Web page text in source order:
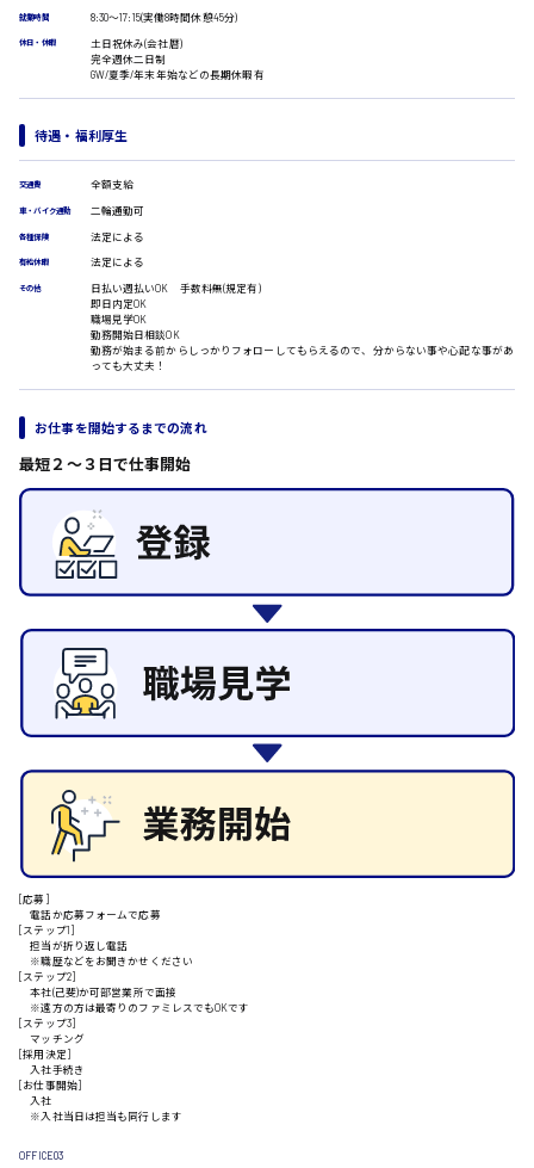
営業事務
受付事務
医療事務
DTPオペレーター
CADオペレーター
プログラマー
カスタマーエンジニア
販売・サービス・フード系
レジ
接客
洗い場
営業
ラウンダー営業
施設管理・整備
清掃
施工管理
自動車整備士
広島市安佐南区
東広島市
安芸高田市
安芸郡
山口県
時給1500円以上
時給制すべて
日給8000円～
日給10000円以上
就業時間 8:30〜17:15(実働8時間休憩45分)
休日・休暇
土日祝休み(会社暦)
完全週休二日制
GW/夏季/年末年始などの長期休暇有
待遇・福利厚生
交通費 全額支給
車・バイク通勤 二輪通勤可
各種保険 法定による
有給休暇 法定による
その他
日払い週払いOK 手数料無(規定有)
即日内定OK
職場見学OK
勤務開始日相談OK
勤務が始まる前からしっかりフォローしてもらえるので、分からない事や心配な事があ
っても大丈夫！
お仕事を開始するまでの流れ
最短２〜３日で仕事開始
[応募]
電話か応募フォームで応募
[ステップ1]
担当が折り返し電話
※職歴などをお聞きかせください
[ステップ2]
本社(己斐)か可部営業所で面接
※遠方の方は最寄りのファミレスでもOKです
[ステップ3]
マッチング
[採用決定]
入社手続き
[お仕事開始]
入社
※入社当日は担当も同行します
OFFICE03